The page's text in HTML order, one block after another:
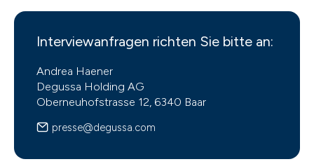
Interviewanfragen richten Sie bitte an:
Andrea Haener
Degussa Holding AG
Oberneuhofstrasse 12, 6340 Baar
presse@degussa.com